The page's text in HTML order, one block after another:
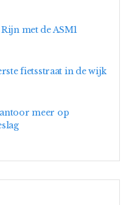
met de ASM1
fietsstraat in de wijk
meer op